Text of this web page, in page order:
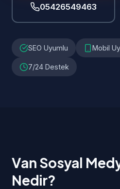
05426549463
SEO Uyumlu Mobil
7/24 Destek
Van Sosyal
Nedir?